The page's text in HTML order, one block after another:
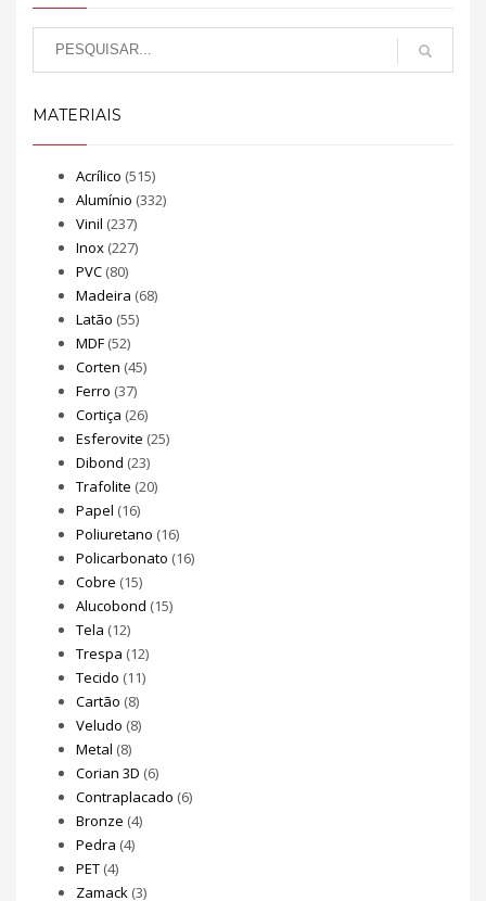
MATERIAIS
Acrílico (515)
Alumínio (332)
Vinil (237)
Inox (227)
PVC (80)
Madeira (68)
Latão (55)
MDF (52)
Corten (45)
Ferro (37)
Cortiça (26)
Esferovite (25)
Dibond (23)
Trafolite (20)
Papel (16)
Poliuretano (16)
Policarbonato (16)
Cobre (15)
Alucobond (15)
Tela (12)
Trespa (12)
Tecido (11)
Cartão (8)
Veludo (8)
Metal (8)
Corian 3D (6)
Contraplacado (6)
Bronze (4)
Pedra (4)
PET (4)
Zamack (3)